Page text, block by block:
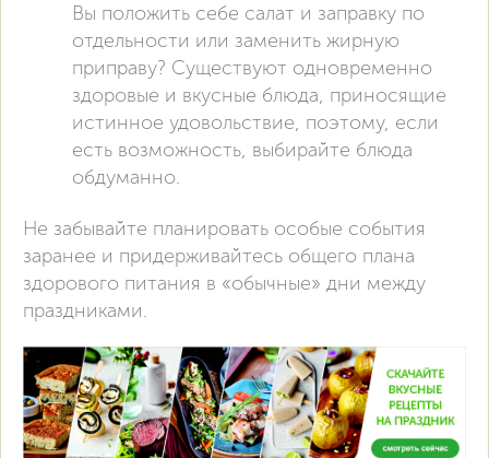
Вы положить себе салат и заправку по
отдельности или заменить жирную
приправу? Существуют одновременно
здоровые и вкусные блюда, приносящие
истинное удовольствие, поэтому, если
есть возможность, выбирайте блюда
обдуманно.
Не забывайте планировать особые события
заранее и придерживайтесь общего плана
здорового питания в «обычные» дни между
праздниками.